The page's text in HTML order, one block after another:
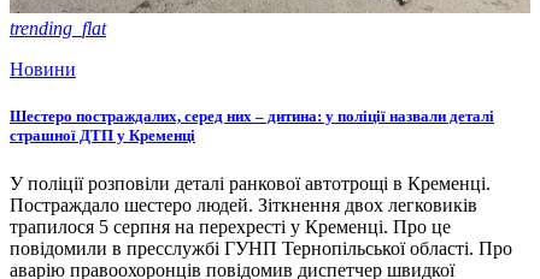
trending_flat
Новини
Шестеро постраждалих, серед них – дитина: у поліції назвали деталі
страшної ДТП у Кременці
У поліції розповіли деталі ранкової автотрощі в Кременці.
Постраждало шестеро людей. Зіткнення двох легковиків
трапилося 5 серпня на перехресті у Кременці. Про це
повідомили в пресслужбі ГУНП Тернопільської області. Про
аварію правоохоронців повідомив диспетчер швидкої